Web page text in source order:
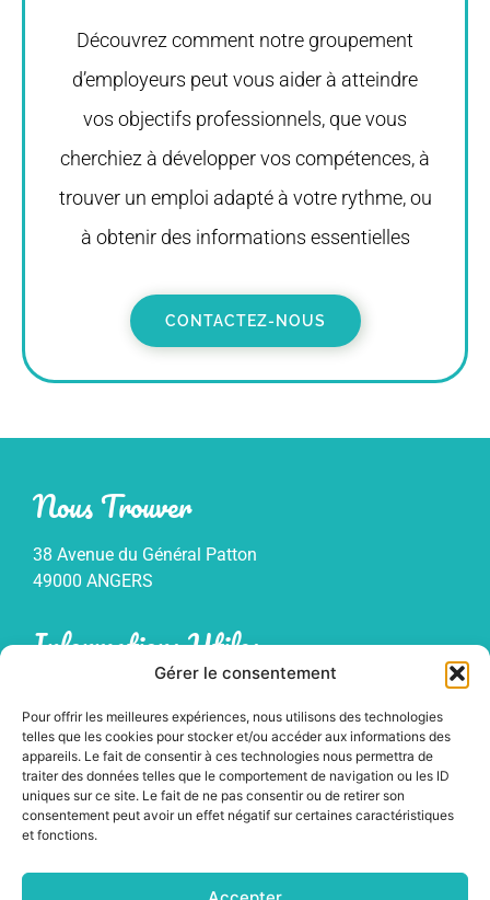
Gérer le consentement
Pour offrir les meilleures expériences, nous utilisons des technologies
telles que les cookies pour stocker et/ou accéder aux informations des
appareils. Le fait de consentir à ces technologies nous permettra de
traiter des données telles que le comportement de navigation ou les ID
uniques sur ce site. Le fait de ne pas consentir ou de retirer son
consentement peut avoir un effet négatif sur certaines caractéristiques
et fonctions.
Découvrez comment notre groupement
d’employeurs peut vous aider à atteindre
vos objectifs professionnels, que vous
cherchiez à développer vos compétences, à
trouver un emploi adapté à votre rythme, ou
à obtenir des informations essentielles
CONTACTEZ-NOUS
Nous Trouver
38 Avenue du Général Patton
49000 ANGERS
Informations Utiles
Politique de confidentialité
Plan du site